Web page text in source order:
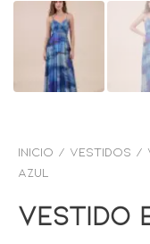
Inicio / VESTIDOS /
azul
Vestido